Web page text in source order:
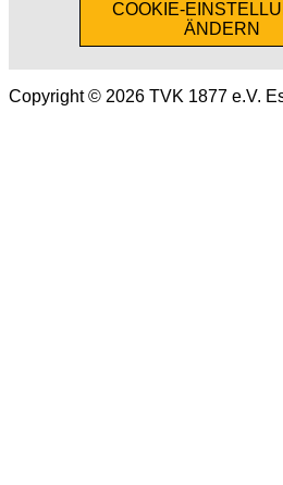
COOKIE-
ÄNDERN
Copyright © 2026 TVK 1877 e.V.